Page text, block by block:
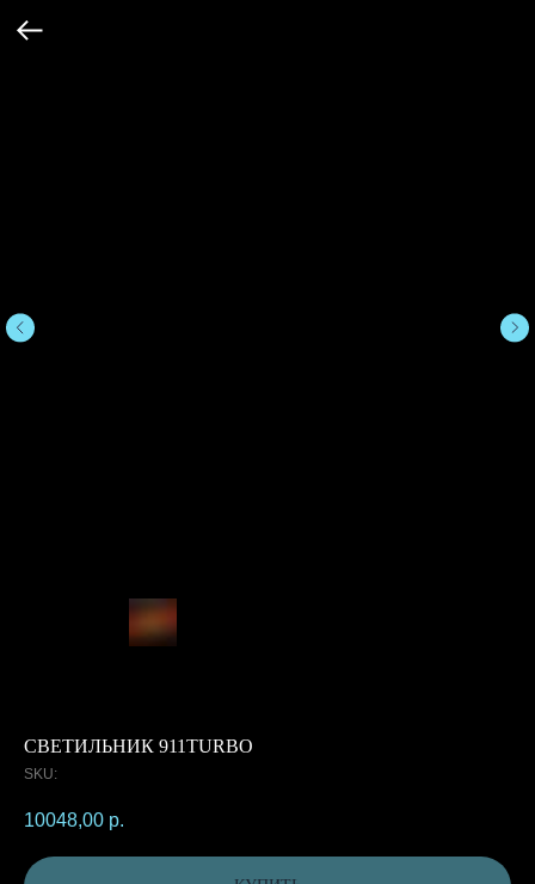
СВЕТИЛЬНИК 911TURBO
SKU:
10048,00 р.